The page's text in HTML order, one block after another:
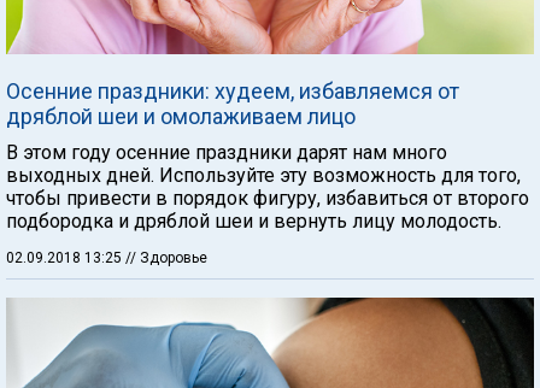
Осенние праздники: худеем, избавляемся от
дряблой шеи и омолаживаем лицо
В этом году осенние праздники дарят нам много
выходных дней. Используйте эту возможность для того,
чтобы привести в порядок фигуру, избавиться от второго
подбородка и дряблой шеи и вернуть лицу молодость.
02.09.2018 13:25 // Здоровье